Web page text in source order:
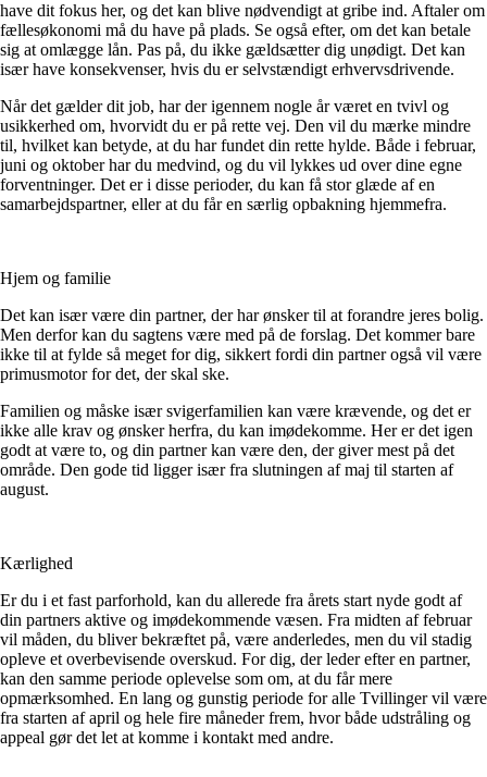
have dit fokus her, og det kan blive nødvendigt at gribe ind. Aftaler om
fællesøkonomi må du have på plads. Se også efter, om det kan betale
sig at omlægge lån. Pas på, du ikke gældsætter dig unødigt. Det kan
især have konsekvenser, hvis du er selvstændigt erhvervsdrivende.
Når det gælder dit job, har der igennem nogle år været en tvivl og
usikkerhed om, hvorvidt du er på rette vej. Den vil du mærke mindre
til, hvilket kan betyde, at du har fundet din rette hylde. Både i februar,
juni og oktober har du medvind, og du vil lykkes ud over dine egne
forventninger. Det er i disse perioder, du kan få stor glæde af en
samarbejdspartner, eller at du får en særlig opbakning hjemmefra.
Hjem og familie
Det kan især være din partner, der har ønsker til at forandre jeres bolig.
Men derfor kan du sagtens være med på de forslag. Det kommer bare
ikke til at fylde så meget for dig, sikkert fordi din partner også vil være
primusmotor for det, der skal ske.
Familien og måske især svigerfamilien kan være krævende, og det er
ikke alle krav og ønsker herfra, du kan imødekomme. Her er det igen
godt at være to, og din partner kan være den, der giver mest på det
område. Den gode tid ligger især fra slutningen af maj til starten af
august.
Kærlighed
Er du i et fast parforhold, kan du allerede fra årets start nyde godt af
din partners aktive og imødekommende væsen. Fra midten af februar
vil måden, du bliver bekræftet på, være anderledes, men du vil stadig
opleve et overbevisende overskud. For dig, der leder efter en partner,
kan den samme periode oplevelse som om, at du får mere
opmærksomhed. En lang og gunstig periode for alle Tvillinger vil være
fra starten af april og hele fire måneder frem, hvor både udstråling og
appeal gør det let at komme i kontakt med andre.